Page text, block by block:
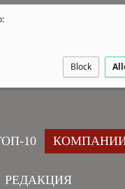
Block
10
РЕДАКЦИЯ